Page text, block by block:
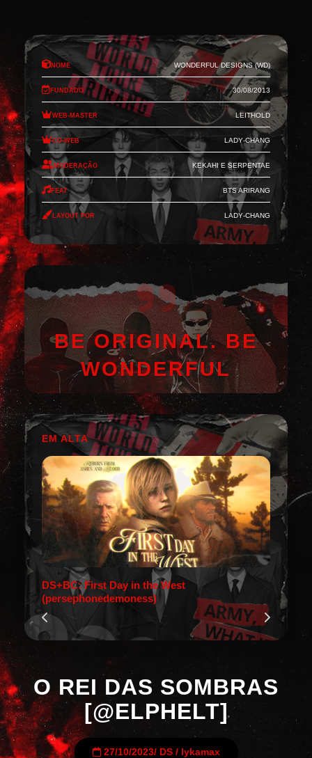
Nome Wonderful Designs (WD)
Fundado 30/08/2013
Web-Master Leithold
Co-Web Lady-Chang
Moderação Kekahi e Serpentae
Feat BTS Arirang
Layout por Lady-Chang
BE ORIGINAL. BE
WONDERFUL
EM ALTA
DS+BC: First Day in the West
(persephonedemoness)
O REI DAS SOMBRAS
[@ELPHELT]
27/10/2023/ DS/ lykamax